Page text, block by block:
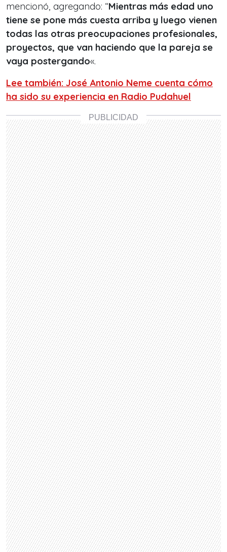
mencionó, agregando: “Mientras más edad uno
tiene se pone más cuesta arriba y luego vienen
todas las otras preocupaciones profesionales,
proyectos, que van haciendo que la pareja se
vaya postergando«.
Lee también: José Antonio Neme cuenta cómo
ha sido su experiencia en Radio Pudahuel